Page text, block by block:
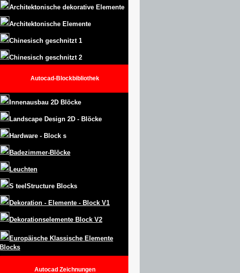
Architektonische dekorative Elemente
Architektonische Elemente
Chinesisch geschnitzt 1
Chinesisch geschnitzt 2
Autocad-Blockbibliothek
Innenausbau 2D Blöcke
Landscape Design 2D - Blöcke
Hardware - Block s
Badezimmer-Blöcke
Leuchten
S teel Structure Blocks
Dekoration - Elemente - Block V1
Dekorationselemente Block V2
Europäische Klassische Elemente
Blocks
Autocad Zeichnungen